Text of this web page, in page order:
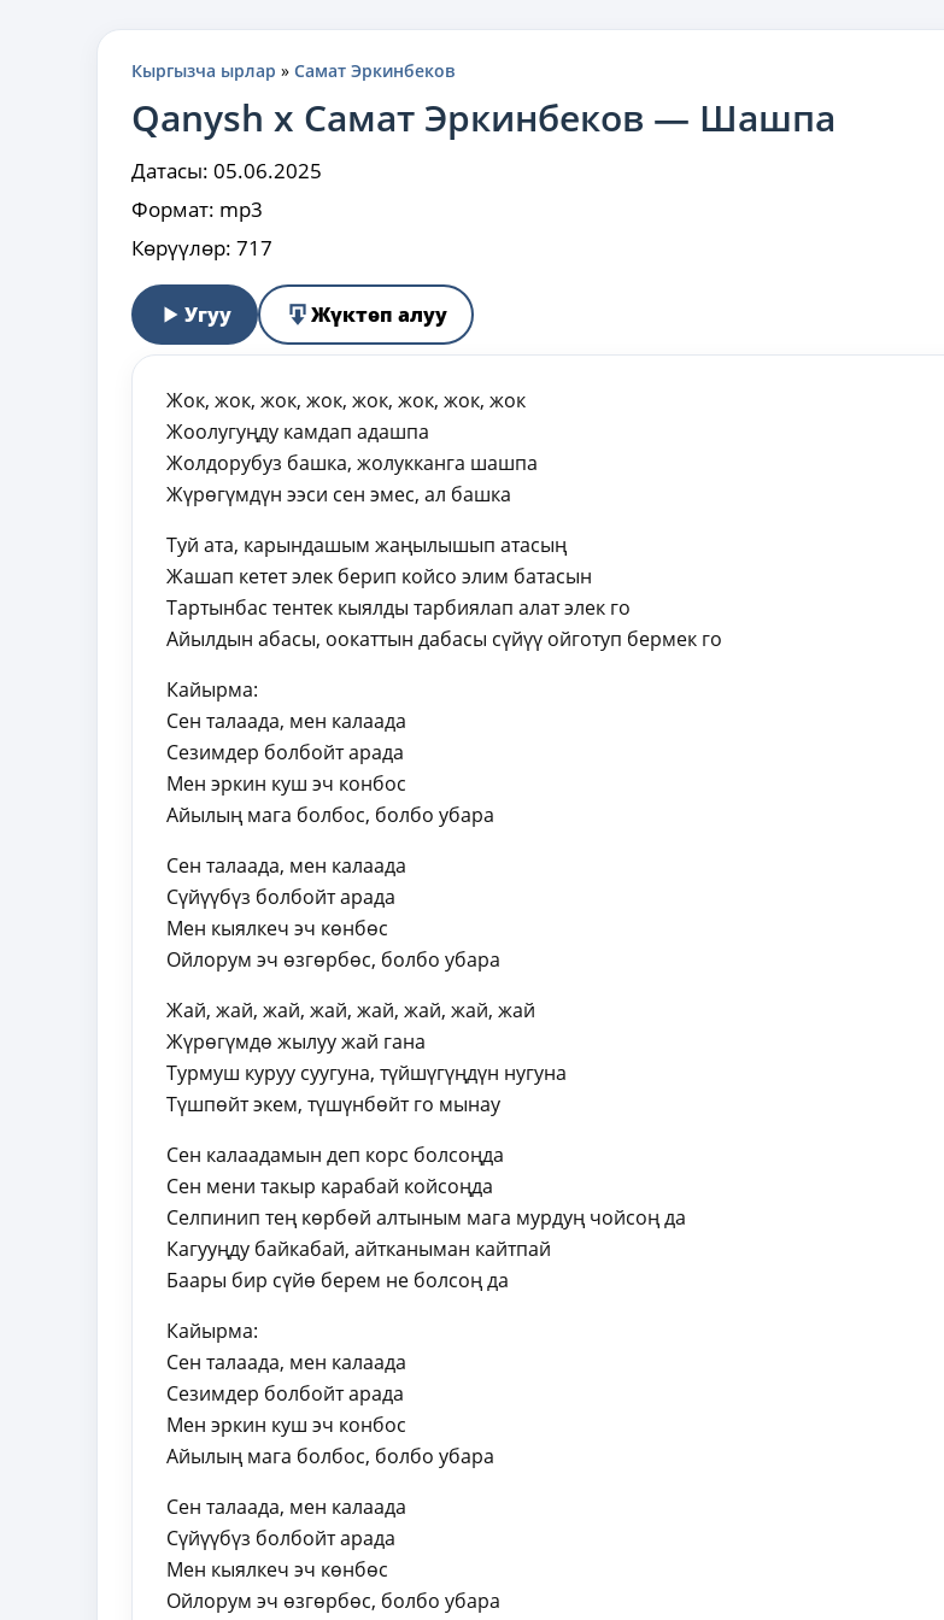
Кыргызча ырлар » Самат Эркинбеков
Qanysh x Самат Эркинбеков — Шашпа
Датасы: 05.06.2025
Формат: mp3
Көрүүлөр: 717
Угуу Жүктөп алуу
Жок, жок, жок, жок, жок, жок, жок, жок
Жоолугуңду камдап адашпа
Жолдорубуз башка, жолукканга шашпа
Жүрөгүмдүн ээси сен эмес, ал башка
Туй ата, карындашым жаңылышып атасың
Жашап кетет элек берип койсо элим батасын
Тартынбас тентек кыялды тарбиялап алат элек го
Айылдын абасы, оокаттын дабасы сүйүү ойготуп бермек го
Кайырма:
Сен талаада, мен калаада
Сезимдер болбойт арада
Мен эркин куш эч конбос
Айылың мага болбос, болбо убара
Сен талаада, мен калаада
Сүйүүбүз болбойт арада
Мен кыялкеч эч көнбөс
Ойлорум эч өзгөрбөс, болбо убара
Жай, жай, жай, жай, жай, жай, жай, жай
Жүрөгүмдө жылуу жай гана
Турмуш куруу суугуна, түйшүгүңдүн нугуна
Түшпөйт экем, түшүнбөйт го мынау
Сен калаадамын деп корс болсоңда
Сен мени такыр карабай койсоңда
Селпинип тең көрбөй алтыным мага мурдуң чойсоң да
Кагууңду байкабай, айтканыман кайтпай
Баары бир сүйө берем не болсоң да
Кайырма:
Сен талаада, мен калаада
Сезимдер болбойт арада
Мен эркин куш эч конбос
Айылың мага болбос, болбо убара
Сен талаада, мен калаада
Сүйүүбүз болбойт арада
Мен кыялкеч эч көнбөс
Ойлорум эч өзгөрбөс, болбо убара